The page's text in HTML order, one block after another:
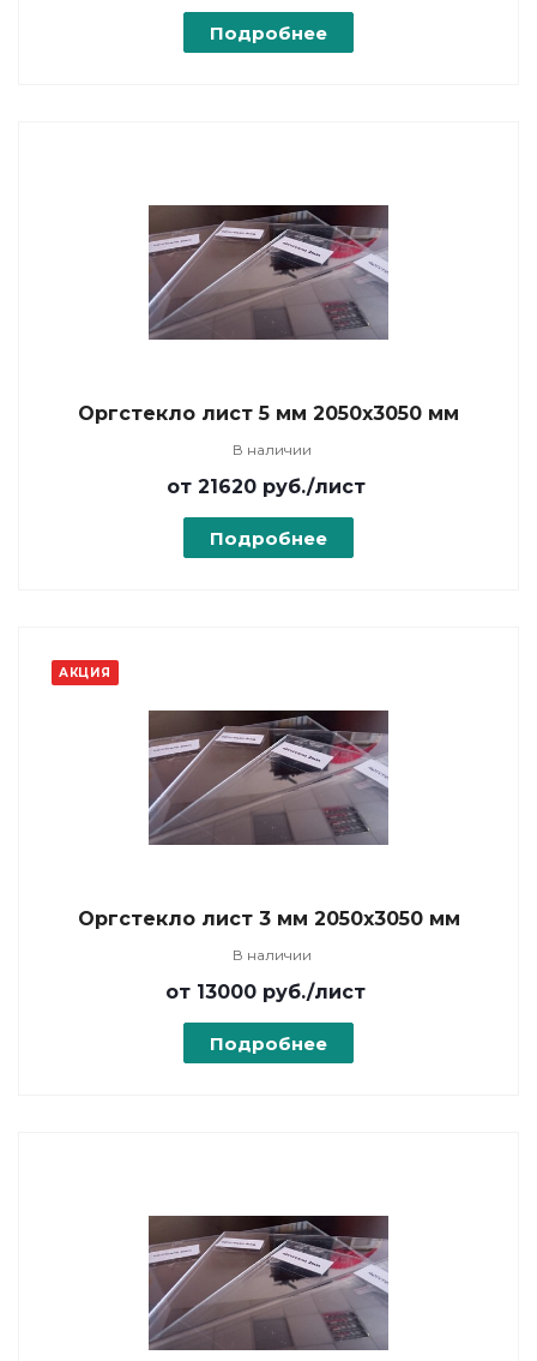
Подробнее
Оргстекло лист 5 мм 2050х3050 мм
В наличии
от 21620 руб./лист
Подробнее
АКЦИЯ
Оргстекло лист 3 мм 2050х3050 мм
В наличии
от 13000 руб./лист
Подробнее